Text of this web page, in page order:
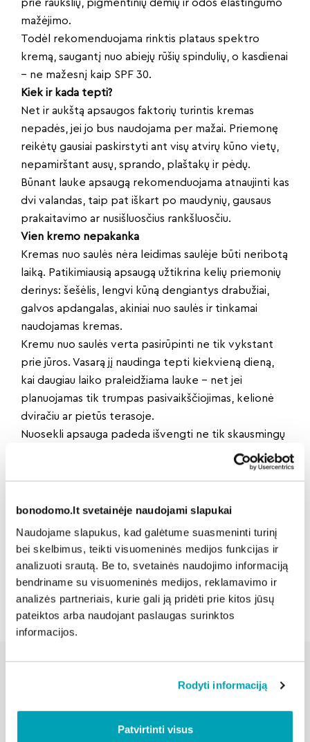
bonodomo.lt svetainėje naudojami slapukai
Naudojame slapukus, kad galėtume suasmeninti turinį
bei skelbimus, teikti visuomeninės medijos funkcijas ir
analizuoti srautą. Be to, svetainės naudojimo informaciją
bendriname su visuomeninės medijos, reklamavimo ir
analizės partneriais, kurie gali ją pridėti prie kitos jūsų
pateiktos arba naudojant paslaugas surinktos
informacijos.
Rodyti informaciją
Patvirtinti visus
prie raukšlių, pigmentinių dėmių ir odos elastingumo
mažėjimo.
Todėl rekomenduojama rinktis plataus spektro
kremą, saugantį nuo abiejų rūšių spindulių, o kasdienai
– ne mažesnį kaip SPF 30.
Kiek ir kada tepti?
Net ir aukštą apsaugos faktorių turintis kremas
nepadės, jei jo bus naudojama per mažai. Priemonę
reikėtų gausiai paskirstyti ant visų atvirų kūno vietų,
nepamirštant ausų, sprando, plaštakų ir pėdų.
Būnant lauke apsaugą rekomenduojama atnaujinti kas
dvi valandas, taip pat iškart po maudynių, gausaus
prakaitavimo ar nusišluosčius rankšluosčiu.
Vien kremo nepakanka
Kremas nuo saulės nėra leidimas saulėje būti neribotą
laiką. Patikimiausią apsaugą užtikrina kelių priemonių
derinys: šešėlis, lengvi kūną dengiantys drabužiai,
galvos apdangalas, akiniai nuo saulės ir tinkamai
naudojamas kremas.
Kremu nuo saulės verta pasirūpinti ne tik vykstant
prie jūros. Vasarą jį naudinga tepti kiekvieną dieną,
kai daugiau laiko praleidžiama lauke – net jei
planuojamas tik trumpas pasivaikščiojimas, kelionė
dviračiu ar pietūs terasoje.
Nuosekli apsauga padeda išvengti ne tik skausmingų
nudegimų šiandien, bet ir odos pažeidimų, kurie gali
Atgal
Susijusios naujienos